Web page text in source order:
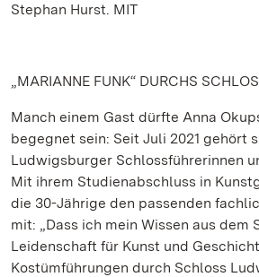
Stephan Hurst. MIT
„MARIANNE FUNK“ DURCHS
Manch einem Gast dürfte Anna
begegnet sein: Seit Juli 2021 gehört
Ludwigsburger Schlossführerinnen
Mit ihrem Studienabschluss in
die 30-Jährige den passenden
mit: „Dass ich mein Wissen aus dem
Leidenschaft für Kunst und
Kostümführungen durch Schloss